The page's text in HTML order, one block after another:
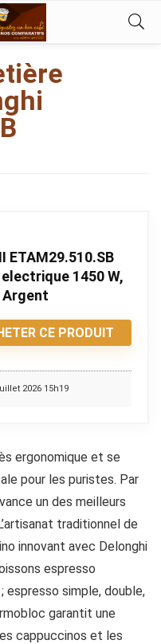
ETAM29.510.SB
1450 W,
CE PRODUIT
2026 15h19
ergonomique et se
pour les puristes. Par
un des meilleurs
traditionnel de
innovant avec Delonghi
espresso
espresso simple, double,
garantit une
cappuccinos et les